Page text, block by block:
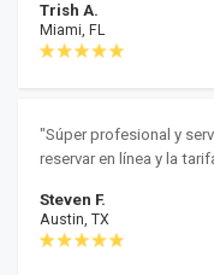
Trish A.
Miami, FL
"Súper profesional y
reservar en línea y la
Steven F.
Austin, TX